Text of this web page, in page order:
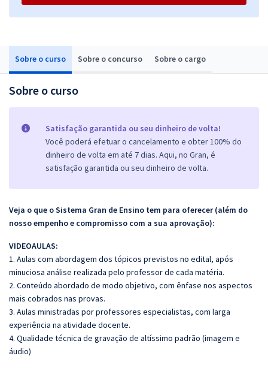
Sobre o curso Sobre o concurso Sobre o cargo
Sobre o curso
Satisfação garantida ou seu dinheiro de volta!
Você poderá efetuar o cancelamento e obter 100% do
dinheiro de volta em até 7 dias. Aqui, no Gran, é
satisfação garantida ou seu dinheiro de volta.
Veja o que o Sistema Gran de Ensino tem para oferecer (além do
nosso empenho e compromisso com a sua aprovação):
VIDEOAULAS:
1. Aulas com abordagem dos tópicos previstos no edital, após
minuciosa análise realizada pelo professor de cada matéria.
2. Conteúdo abordado de modo objetivo, com ênfase nos aspectos
mais cobrados nas provas.
3. Aulas ministradas por professores especialistas, com larga
experiência na atividade docente.
4. Qualidade técnica de gravação de altíssimo padrão (imagem e
áudio)